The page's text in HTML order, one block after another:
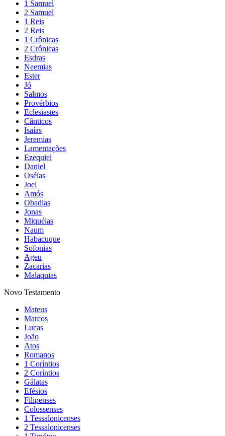
1 Samuel
2 Samuel
1 Reis
2 Reis
1 Crônicas
2 Crônicas
Esdras
Neemias
Ester
Jó
Salmos
Provérbios
Eclesiastes
Cânticos
Isaías
Jeremias
Lamentações
Ezequiel
Daniel
Oséias
Joel
Amós
Obadias
Jonas
Miquéias
Naum
Habacuque
Sofonias
Ageu
Zacarias
Malaquias
Novo Testamento
Mateus
Marcos
Lucas
João
Atos
Romanos
1 Coríntios
2 Coríntios
Gálatas
Efésios
Filipenses
Colossenses
1 Tessalonicenses
2 Tessalonicenses